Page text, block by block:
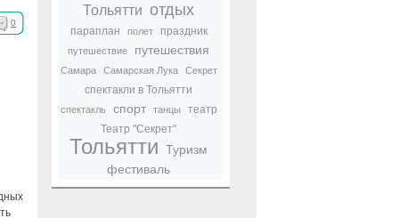
0
Тольятти отдых
параплан полет праздник
путешествие путешествия
Самара Самарская Лука Секрет
спектакли в Тольятти
спектакль спорт танцы
театр
Театр "Секрет"
Тольятти Туризм
фестиваль